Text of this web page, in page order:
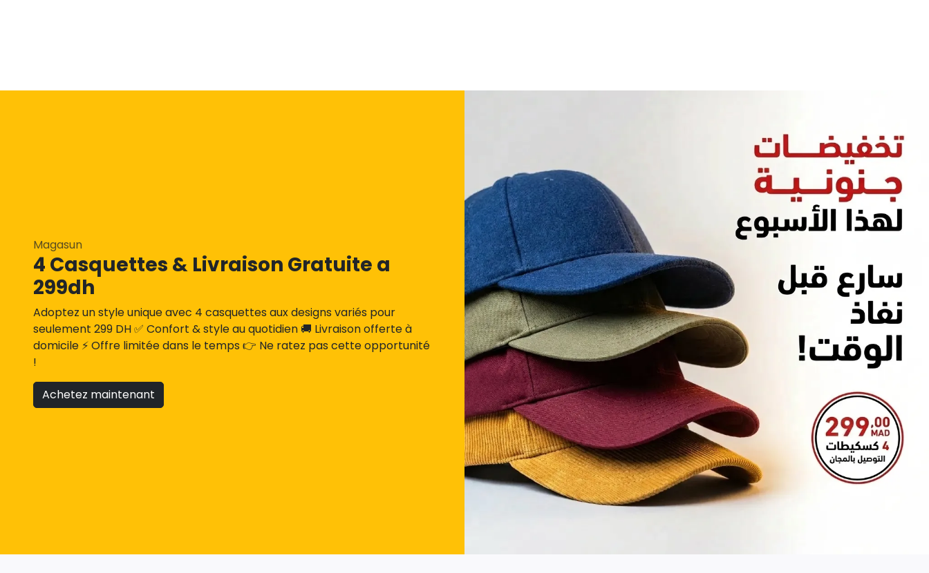
Magasun
4 Casquettes & Livraison Gratuite a
299dh
Adoptez un style unique avec 4 casquettes aux designs variés pour
seulement 299 DH ✅ Confort & style au quotidien 🚚 Livraison offerte à
domicile ⚡ Offre limitée dans le temps 👉 Ne ratez pas cette opportunité
!
Achetez maintenant